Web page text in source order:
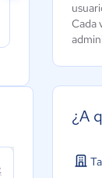
Cada
¿A